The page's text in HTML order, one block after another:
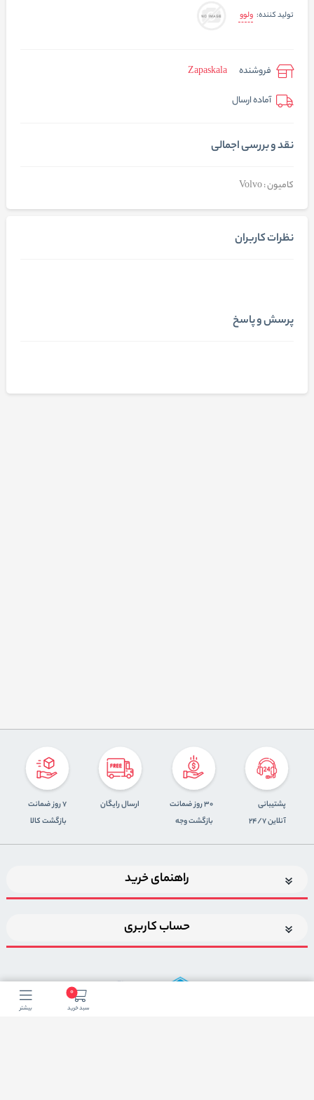
تولید کننده: ولوو
فروشنده
Zapaskala
آماده ارسال
نقد و بررسی اجمالی
کامیون : Volvo
نظرات کاربران
پرسش و پاسخ
0
سبد خرید بیشتر
پشتیبانی
آنلاین 24/7
30 روز ضمانت
بازگشت وجه
ارسال رایگان
7 روز ضمانت
بازگشت کالا
راهنمای خرید
حساب کاربری